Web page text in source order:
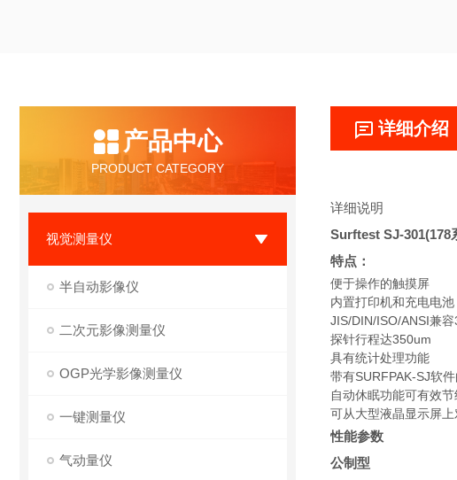
产品中心
PRODUCT CATEGORY
视觉测量仪
半自动影像仪
二次元影像测量仪
OGP光学影像测量仪
一键测量仪
气动量仪
详细介绍
详细说明
Surftest SJ-301(178
特点：
便于操作的触摸屏
内置打印机和充电电池
JIS/DIN/ISO/ANSI兼
探针行程达350um
具有统计处理功能
带有SURFPAK-SJ软
自动休眠功能可有效
可从大型液晶显示屏
性能参数
公制型